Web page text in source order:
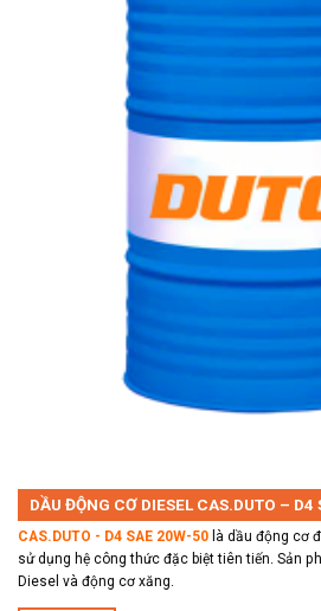
DẦU ĐỘNG CƠ DIESEL CAS.DUTO – D4
CAS.DUTO - D4 SAE 20W-50 là dầu động cơ
sử dụng hệ công thức đặc biệt tiên tiến. Sản
Diesel và động cơ xăng.